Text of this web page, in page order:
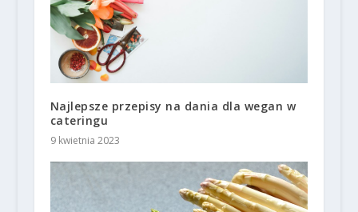
Najlepsze przepisy na dania dla wegan w
cateringu
9 kwietnia 2023